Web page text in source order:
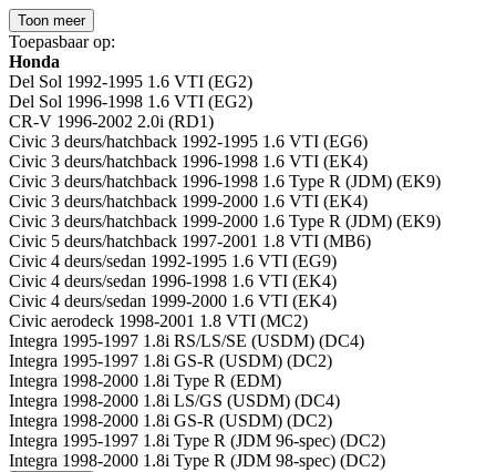
Toon meer
Toepasbaar op:
Honda
Del Sol 1992-1995 1.6 VTI (EG2)
Del Sol 1996-1998 1.6 VTI (EG2)
CR-V 1996-2002 2.0i (RD1)
Civic 3 deurs/hatchback 1992-1995 1.6 VTI (EG6)
Civic 3 deurs/hatchback 1996-1998 1.6 VTI (EK4)
Civic 3 deurs/hatchback 1996-1998 1.6 Type R (JDM) (EK9)
Civic 3 deurs/hatchback 1999-2000 1.6 VTI (EK4)
Civic 3 deurs/hatchback 1999-2000 1.6 Type R (JDM) (EK9)
Civic 5 deurs/hatchback 1997-2001 1.8 VTI (MB6)
Civic 4 deurs/sedan 1992-1995 1.6 VTI (EG9)
Civic 4 deurs/sedan 1996-1998 1.6 VTI (EK4)
Civic 4 deurs/sedan 1999-2000 1.6 VTI (EK4)
Civic aerodeck 1998-2001 1.8 VTI (MC2)
Integra 1995-1997 1.8i RS/LS/SE (USDM) (DC4)
Integra 1995-1997 1.8i GS-R (USDM) (DC2)
Integra 1998-2000 1.8i Type R (EDM)
Integra 1998-2000 1.8i LS/GS (USDM) (DC4)
Integra 1998-2000 1.8i GS-R (USDM) (DC2)
Integra 1995-1997 1.8i Type R (JDM 96-spec) (DC2)
Integra 1998-2000 1.8i Type R (JDM 98-spec) (DC2)